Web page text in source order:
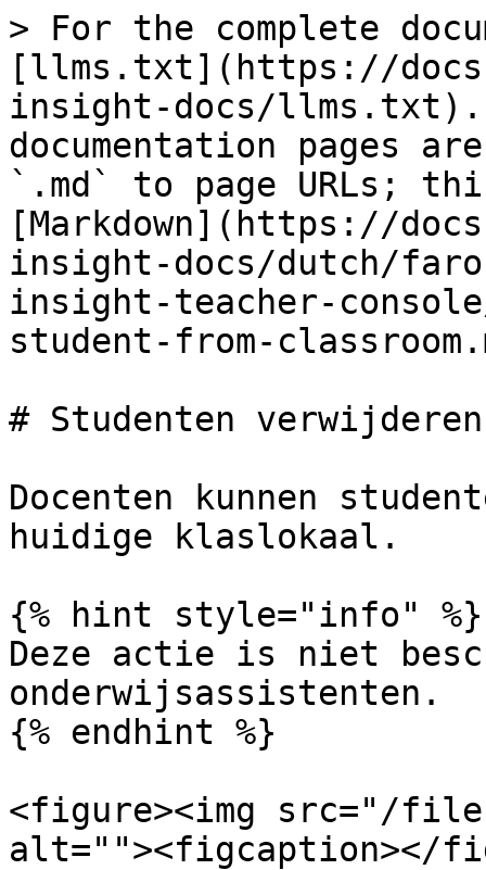
> For the complete
[llms.txt](https://
insight-docs/llms.txt).
documentation pages
`.md` to page URLs;
[Markdown](https://
insight-docs/dutch/
insight-teacher-
student-from-
# Studenten
Docenten kunnen
huidige klaslokaal.
{% hint style="info" %}
Deze actie is niet
onderwijsassistenten.
{% endhint %}
<figure><img src="/
alt=""><figcaption></